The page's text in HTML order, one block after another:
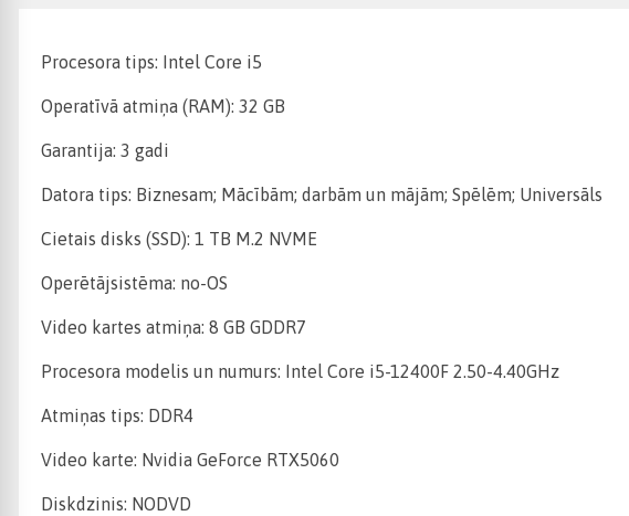
Procesora tips: Intel Core i5
Operatīvā atmiņa (RAM): 32 GB
Garantija: 3 gadi
Datora tips: Biznesam; Mācībām; darbām un mājām; Spēlēm; Universāls
Cietais disks (SSD): 1 TB M.2 NVME
Operētājsistēma: no-OS
Video kartes atmiņa: 8 GB GDDR7
Procesora modelis un numurs: Intel Core i5-12400F 2.50-4.40GHz
Atmiņas tips: DDR4
Video karte: Nvidia GeForce RTX5060
Diskdzinis: NODVD